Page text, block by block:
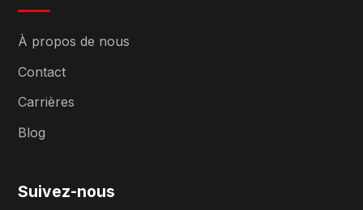
À propos de nous
Contact
Carrières
Blog
Suivez-nous